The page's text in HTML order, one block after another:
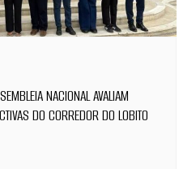
NACIONAL AVALIAM
DO CORREDOR DO LOBITO